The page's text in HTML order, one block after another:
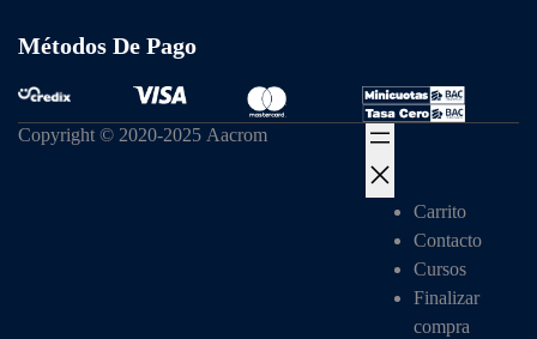
Métodos De Pago
Copyright © 2020-2025 Aacrom
Carrito
Contacto
Cursos
Finalizar
compra